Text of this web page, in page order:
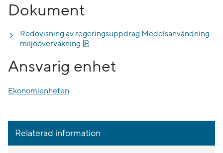
Dokument
Redovisning av regeringsuppdrag Medelsanvändning
miljöövervakning
Ansvarig enhet
Ekonomienheten
Relaterad information